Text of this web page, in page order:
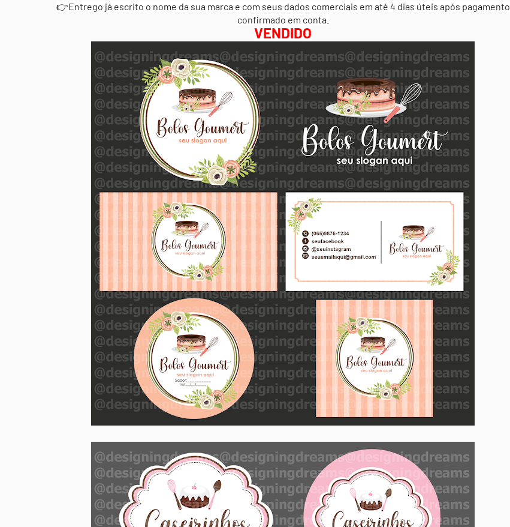
👉Entrego já escrito o nome da sua marca e com seus dados comerciais em até 4 dias úteis após pagamento
confirmado em conta.
VENDIDO